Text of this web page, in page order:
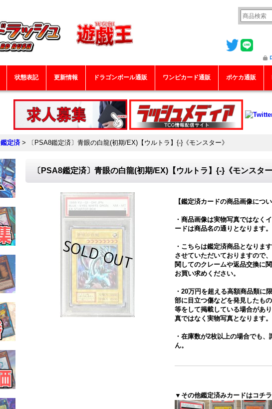
状態表記 更新情報 ドラゴンボール通販 ワンピカード通販 ポケカ通販
鑑定済 > 〔PSA8鑑定済〕青眼の白龍(初期/EX)【ウルトラ】{-}《モンスター》
〔PSA8鑑定済〕青眼の白龍(初期/EX)【ウルトラ】{-}《モンスタ
【鑑定済カードの商品画像につ
・商品画像は実物写真ではなく
ードは商品名の通りとなります。
・こちらは鑑定済商品となりま
させていただいておりますので
関してのクレームや返品交換に
お買い求めください。
・20万円を超える高額商品類に
部に目立つ傷などを発見したも
等をして掲載している場合があ
真ではなく実物写真となります。
・在庫数が2枚以上の場合でも
ん。
▼その他鑑定済みカードはコチ